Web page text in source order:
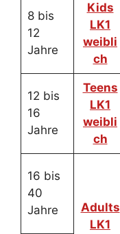
8 bis
12
Jahre
Kids
LK1
weibli
ch
12 bis
16
Jahre
Teens
LK1
weibli
ch
16 bis
40
Jahre
Adults
LK1